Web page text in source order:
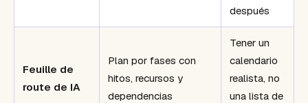
después
Feuille de
route de IA
Plan por fases con
hitos, recursos y
dependencias
Tener un
calendario
realista, no
una lista de